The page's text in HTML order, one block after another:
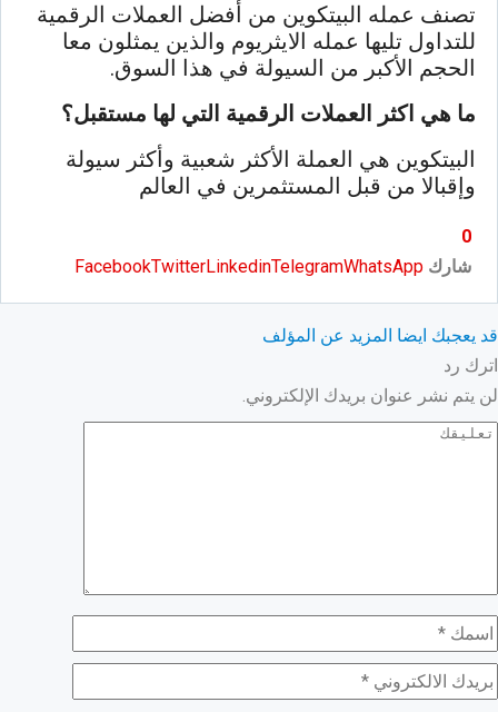
تصنف عمله البيتكوين من أفضل العملات الرقمية
للتداول تليها عمله الايثريوم والذين يمثلون معا
الحجم الأكبر من السيولة في هذا السوق.
ما هي اكثر العملات الرقمية التي لها مستقبل؟
البيتكوين هي العملة الأكثر شعبية وأكثر سيولة
وإقبالا من قبل المستثمرين في العالم
0
شارك
FacebookTwitterLinkedinTelegramWhatsApp
قد يعجبك ايضا المزيد عن المؤلف
اترك رد
لن يتم نشر عنوان بريدك الإلكتروني.